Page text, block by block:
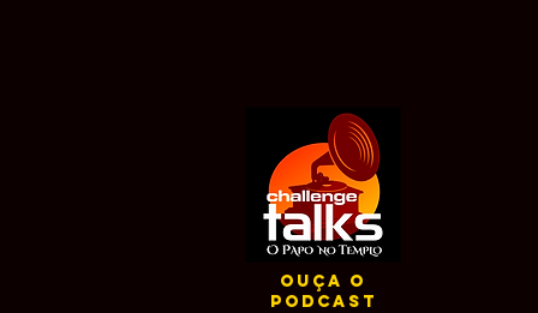
ouça o
podcast